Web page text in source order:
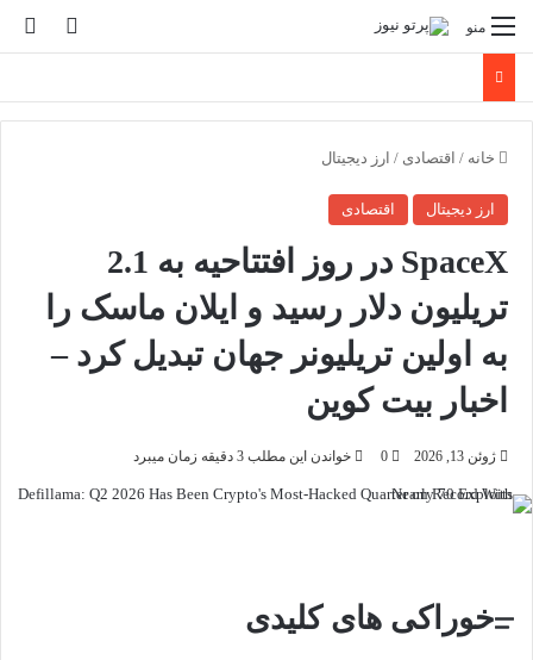
تغییر منو
خانه / اقتصادی / ارز دیجیتال
ارز دیجیتال اقتصادی
SpaceX در روز افتتاحیه به 2.1
تریلیون دلار رسید و ایلان ماسک را
به اولین تریلیونر جهان تبدیل کرد –
اخبار بیت کوین
ژوئن 13, 2026 0 خواندن این مطلب 3 دقیقه زمان میبرد
خوراکی های کلیدی